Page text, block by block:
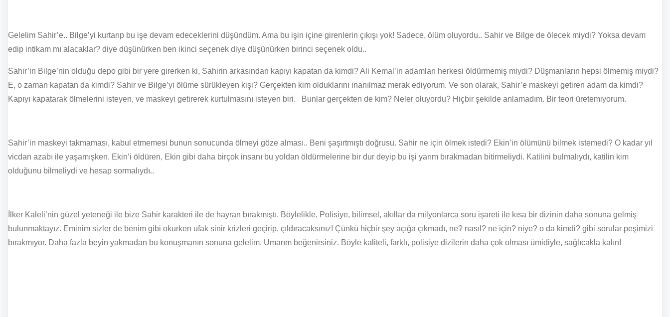
Gelelim Sahir’e.. Bilge’yi kurtarıp bu işe devam edeceklerini düşündüm. Ama bu işin içine girenlerin çıkışı yok! Sadece, ölüm oluyordu.. Sahir ve Bilge de ölecek miydi? Yoksa devam
edip intikam mı alacaklar? diye düşünürken ben ikinci seçenek diye düşünürken birinci seçenek oldu..
Sahir’in Bilge’nin olduğu depo gibi bir yere girerken ki, Sahirin arkasından kapıyı kapatan da kimdi? Ali Kemal’in adamları herkesi öldürmemiş miydi? Düşmanların hepsi ölmemiş miydi?
E, o zaman kapatan da kimdi? Sahir ve Bilge’yi ölüme sürükleyen kişi? Gerçekten kim olduklarını inanılmaz merak ediyorum. Ve son olarak, Sahir’e maskeyi getiren adam da kimdi?
Kapıyı kapatarak ölmelerini isteyen, ve maskeyi getirerek kurtulmasını isteyen biri. Bunlar gerçekten de kim? Neler oluyordu? Hiçbir şekilde anlamadım. Bir teori üretemiyorum.
Sahir’in maskeyi takmaması, kabul etmemesi bunun sonucunda ölmeyi göze alması.. Beni şaşırtmıştı doğrusu. Sahir ne için ölmek istedi? Ekin’in ölümünü bilmek istemedi? O kadar yıl
vicdan azabı ile yaşamışken. Ekin’i öldüren, Ekin gibi daha birçok insanı bu yoldan öldürmelerine bir dur deyip bu işi yarım bırakmadan bitirmeliydi. Katilini bulmalıydı, katilin kim
olduğunu bilmeliydi ve hesap sormalıydı..
İlker Kaleli’nin güzel yeteneği ile bize Sahir karakteri ile de hayran bırakmıştı. Böylelikle, Polisiye, bilimsel, akıllar da milyonlarca soru işareti ile kısa bir dizinin daha sonuna gelmiş
bulunmaktayız. Eminim sizler de benim gibi okurken ufak sinir krizleri geçirip, çıldıracaksınız! Çünkü hiçbir şey açığa çıkmadı, ne? nasıl? ne için? niye? o da kimdi? gibi sorular peşimizi
bırakmıyor. Daha fazla beyin yakmadan bu konuşmanın sonuna gelelim. Umarım beğenirsiniz. Böyle kaliteli, farklı, polisiye dizilerin daha çok olması ümidiyle, sağlıcakla kalın!